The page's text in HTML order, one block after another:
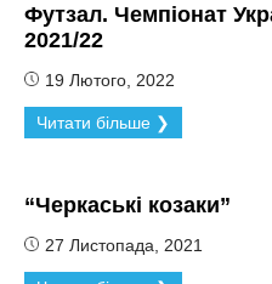
Футзал. Чемпіонат
2021/22
19 Лютого, 2022
Читати більше ❯
“Черкаські козаки”
27 Листопада, 2021